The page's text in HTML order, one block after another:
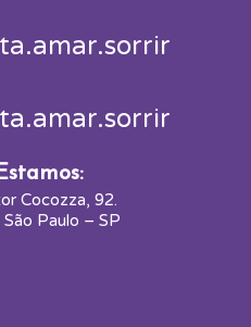
Cocozza, 92.
Paulo – SP